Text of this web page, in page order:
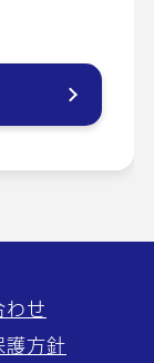
せ
方針